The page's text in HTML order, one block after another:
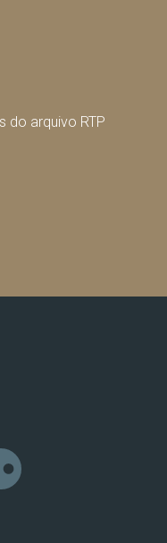
do arquivo RTP